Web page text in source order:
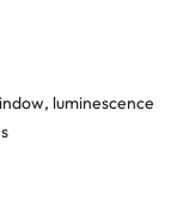
luminescence